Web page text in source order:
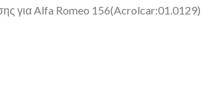
για Alfa Romeo 156(Acrolcar:01.0129)